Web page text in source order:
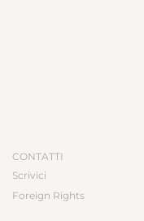
CONTATTI
Scrivici
Foreign Rights